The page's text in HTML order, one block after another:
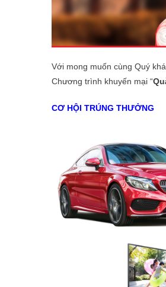
Với mong muốn cùng Quý
Chương trình khuyến mại “
CƠ HỘI TRÚNG THƯỞNG